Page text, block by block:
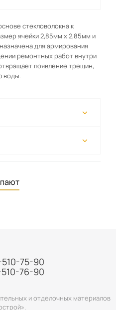
стекловолокна к
ячейки 2,85мм х 2,85мм и
для армирования
ремонтных работ внутри
появление трещин,
воды.
75-90
76-90
и отделочных материалов